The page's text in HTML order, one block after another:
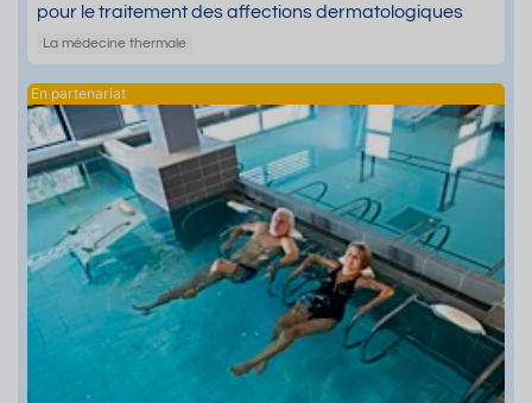
pour le traitement des affections dermatologiques
La médecine thermale